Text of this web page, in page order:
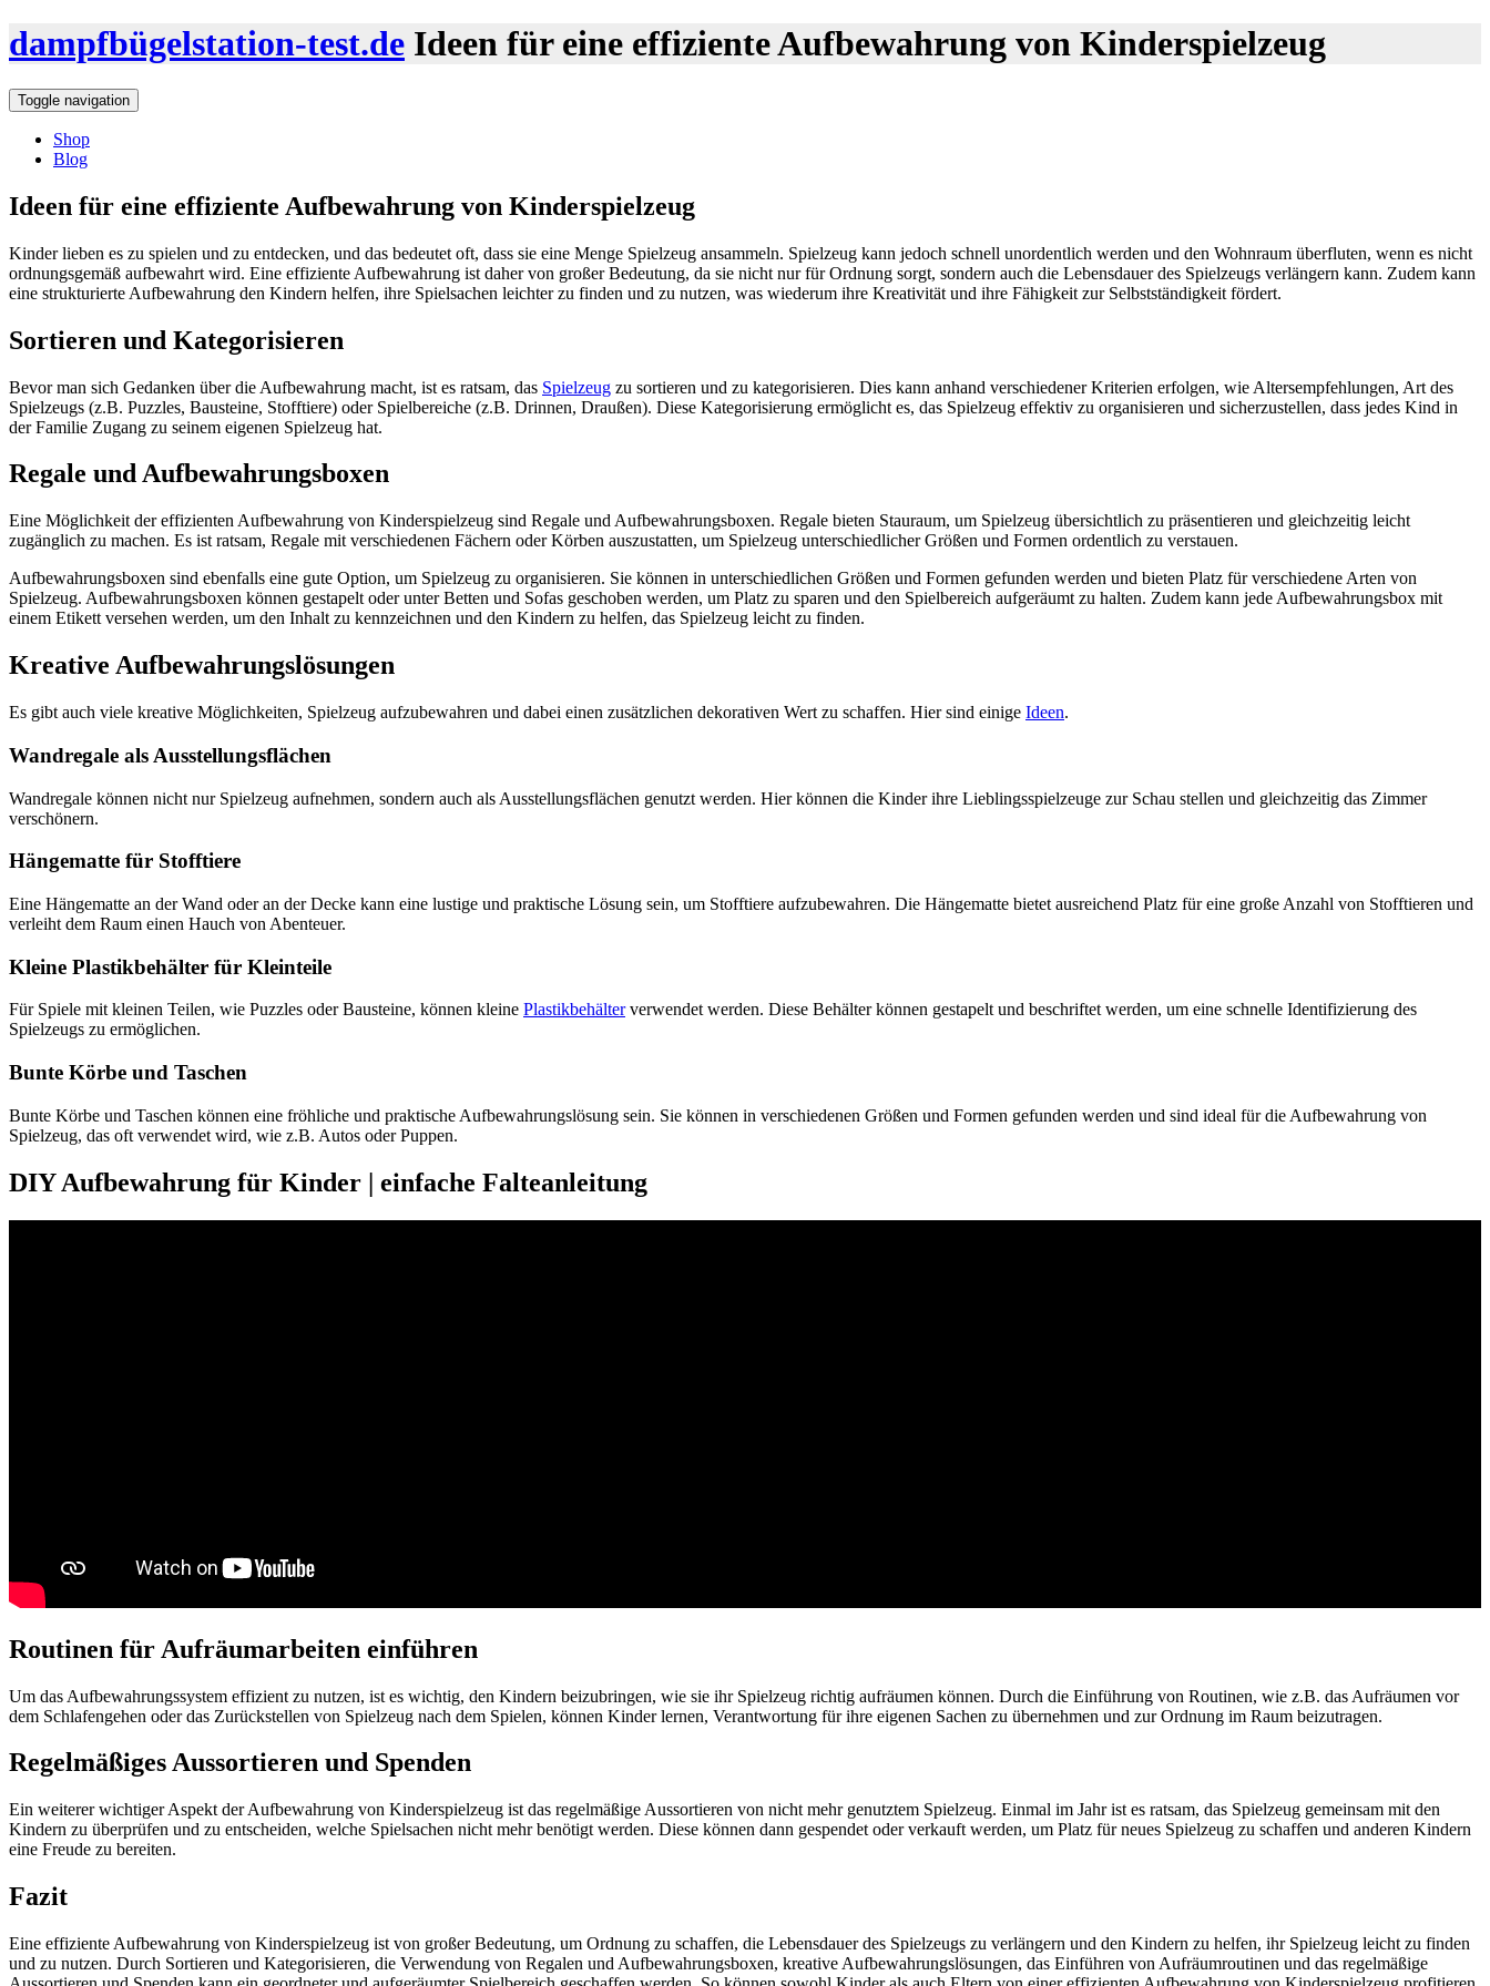
dampfbügelstation-test.de Ideen für eine effiziente Aufbewahrung von Kinderspielzeug
Toggle navigation
Shop
Blog
Ideen für eine effiziente Aufbewahrung von Kinderspielzeug
Kinder lieben es zu spielen und zu entdecken, und das bedeutet oft, dass sie eine Menge Spielzeug ansammeln. Spielzeug kann jedoch schnell unordentlich werden und den Wohnraum überfluten, wenn es nicht
ordnungsgemäß aufbewahrt wird. Eine effiziente Aufbewahrung ist daher von großer Bedeutung, da sie nicht nur für Ordnung sorgt, sondern auch die Lebensdauer des Spielzeugs verlängern kann. Zudem kann
eine strukturierte Aufbewahrung den Kindern helfen, ihre Spielsachen leichter zu finden und zu nutzen, was wiederum ihre Kreativität und ihre Fähigkeit zur Selbstständigkeit fördert.
Sortieren und Kategorisieren
Bevor man sich Gedanken über die Aufbewahrung macht, ist es ratsam, das Spielzeug zu sortieren und zu kategorisieren. Dies kann anhand verschiedener Kriterien erfolgen, wie Altersempfehlungen, Art des
Spielzeugs (z.B. Puzzles, Bausteine, Stofftiere) oder Spielbereiche (z.B. Drinnen, Draußen). Diese Kategorisierung ermöglicht es, das Spielzeug effektiv zu organisieren und sicherzustellen, dass jedes Kind in
der Familie Zugang zu seinem eigenen Spielzeug hat.
Regale und Aufbewahrungsboxen
Eine Möglichkeit der effizienten Aufbewahrung von Kinderspielzeug sind Regale und Aufbewahrungsboxen. Regale bieten Stauraum, um Spielzeug übersichtlich zu präsentieren und gleichzeitig leicht
zugänglich zu machen. Es ist ratsam, Regale mit verschiedenen Fächern oder Körben auszustatten, um Spielzeug unterschiedlicher Größen und Formen ordentlich zu verstauen.
Aufbewahrungsboxen sind ebenfalls eine gute Option, um Spielzeug zu organisieren. Sie können in unterschiedlichen Größen und Formen gefunden werden und bieten Platz für verschiedene Arten von
Spielzeug. Aufbewahrungsboxen können gestapelt oder unter Betten und Sofas geschoben werden, um Platz zu sparen und den Spielbereich aufgeräumt zu halten. Zudem kann jede Aufbewahrungsbox mit
einem Etikett versehen werden, um den Inhalt zu kennzeichnen und den Kindern zu helfen, das Spielzeug leicht zu finden.
Kreative Aufbewahrungslösungen
Es gibt auch viele kreative Möglichkeiten, Spielzeug aufzubewahren und dabei einen zusätzlichen dekorativen Wert zu schaffen. Hier sind einige Ideen.
Wandregale als Ausstellungsflächen
Wandregale können nicht nur Spielzeug aufnehmen, sondern auch als Ausstellungsflächen genutzt werden. Hier können die Kinder ihre Lieblingsspielzeuge zur Schau stellen und gleichzeitig das Zimmer
verschönern.
Hängematte für Stofftiere
Eine Hängematte an der Wand oder an der Decke kann eine lustige und praktische Lösung sein, um Stofftiere aufzubewahren. Die Hängematte bietet ausreichend Platz für eine große Anzahl von Stofftieren und
verleiht dem Raum einen Hauch von Abenteuer.
Kleine Plastikbehälter für Kleinteile
Für Spiele mit kleinen Teilen, wie Puzzles oder Bausteine, können kleine Plastikbehälterverwendet werden. Diese Behälter können gestapelt und beschriftet werden, um eine schnelle Identifizierung des
Spielzeugs zu ermöglichen.
Bunte Körbe und Taschen
Bunte Körbe und Taschen können eine fröhliche und praktische Aufbewahrungslösung sein. Sie können in verschiedenen Größen und Formen gefunden werden und sind ideal für die Aufbewahrung von
Spielzeug, das oft verwendet wird, wie z.B. Autos oder Puppen.
DIY Aufbewahrung für Kinder | einfache Falteanleitung
Routinen für Aufräumarbeiten einführen
Um das Aufbewahrungssystem effizient zu nutzen, ist es wichtig, den Kindern beizubringen, wie sie ihr Spielzeug richtig aufräumen können. Durch die Einführung von Routinen, wie z.B. das Aufräumen vor
dem Schlafengehen oder das Zurückstellen von Spielzeug nach dem Spielen, können Kinder lernen, Verantwortung für ihre eigenen Sachen zu übernehmen und zur Ordnung im Raum beizutragen.
Regelmäßiges Aussortieren und Spenden
Ein weiterer wichtiger Aspekt der Aufbewahrung von Kinderspielzeug ist das regelmäßige Aussortieren von nicht mehr genutztem Spielzeug. Einmal im Jahr ist es ratsam, das Spielzeug gemeinsam mit den
Kindern zu überprüfen und zu entscheiden, welche Spielsachen nicht mehr benötigt werden. Diese können dann gespendet oder verkauft werden, um Platz für neues Spielzeug zu schaffen und anderen Kindern
eine Freude zu bereiten.
Fazit
Eine effiziente Aufbewahrung von Kinderspielzeug ist von großer Bedeutung, um Ordnung zu schaffen, die Lebensdauer des Spielzeugs zu verlängern und den Kindern zu helfen, ihr Spielzeug leicht zu finden
und zu nutzen. Durch Sortieren und Kategorisieren, die Verwendung von Regalen und Aufbewahrungsboxen, kreative Aufbewahrungslösungen, das Einführen von Aufräumroutinen und das regelmäßige